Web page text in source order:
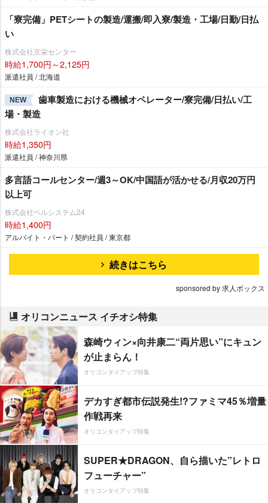
「寮完備」PETシートの製造/運搬/即入寮/製造・工場/日勤/日払
い
株式会社京栄センター
時給1,700円～2,125円
派遣社員 / 北海道
NEW
歯車製造における機械オペレーター/寮完備/日払い/工
場・製造
株式会社ライオン社
時給1,350円
派遣社員 / 神奈川県
多言語コールセンター/週3～OK/中国語が活かせる/月収20万円
以上可
株式会社ベルシステム24
時給1,400円
アルバイト・パート / 契約社員 / 東京都
続きはこちら
sponsored by 求人ボックス
オリコンニュース イチオシ特集
森崎ウィン×向井康二“両片思い”にキュン
が止まらん！
オリコンタイアップ特集
デカすぎ都市伝説発生!?ファミマ45％増量
作戦再来
オリコンタイアップ特集
SUPER★DRAGON、自ら描いた”レトロ
フューチャー”
オリコンタイアップ特集